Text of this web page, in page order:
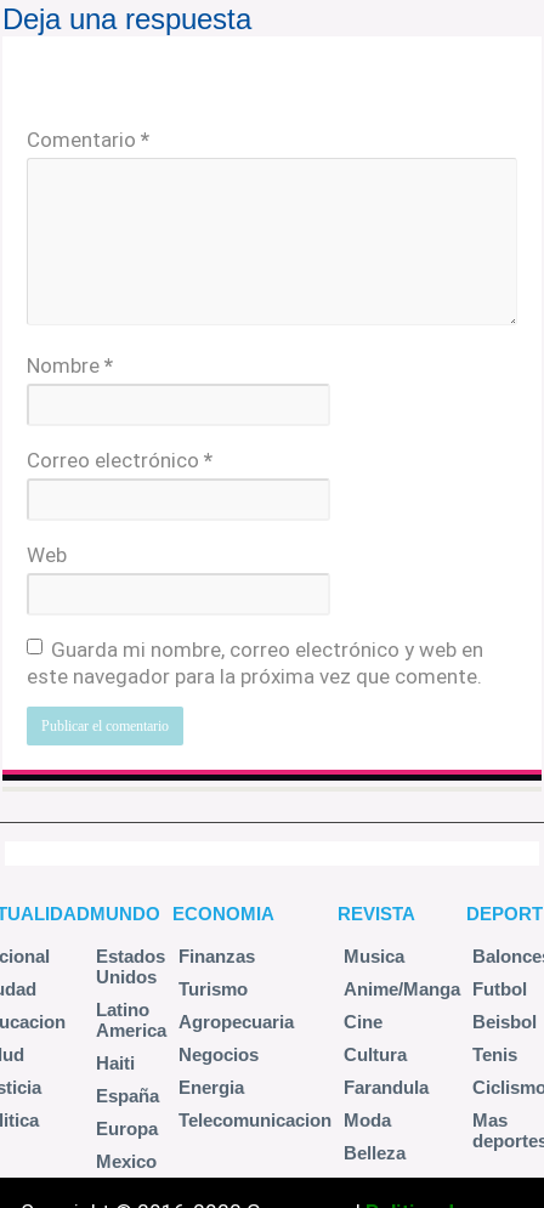
Deja una respuesta
Comentario*
Nombre*
Correo electrónico*
Web
Guarda mi nombre, correo electrónico y web en
este navegador para la próxima vez que comente.
MUNDO
Estados
Unidos
Latino
America
Haiti
España
Europa
Mexico
ECONOMIA
Finanzas
Turismo
Agropecuaria
Negocios
Energia
Telecomunicacion
REVISTA
Musica
Anime/Manga
Cine
Cultura
Farandula
Moda
Belleza
Futbol
Beisbol
Tenis
Mas